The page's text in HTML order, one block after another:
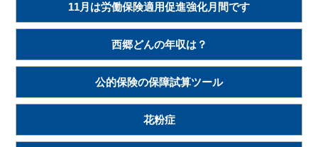
11月は労働保険適用促進強化月間です
西郷どんの年収は？
公的保険の保障試算ツール
花粉症